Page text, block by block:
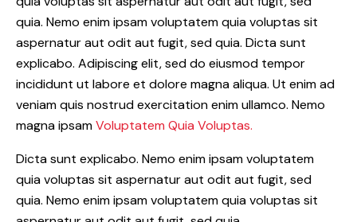
quia. Nemo enim ipsam voluptatem quia voluptas sit
aspernatur aut odit aut fugit, sed quia. Dicta sunt
explicabo. Adipiscing elit, sed do eiusmod tempor
incididunt ut labore et dolore magna aliqua. Ut enim ad
veniam quis nostrud exercitation enim ullamco. Nemo
magna ipsamVoluptatem Quia Voluptas.
Dicta sunt explicabo. Nemo enim ipsam voluptatem
quia voluptas sit aspernatur aut odit aut fugit, sed
quia. Nemo enim ipsam voluptatem quia voluptas sit